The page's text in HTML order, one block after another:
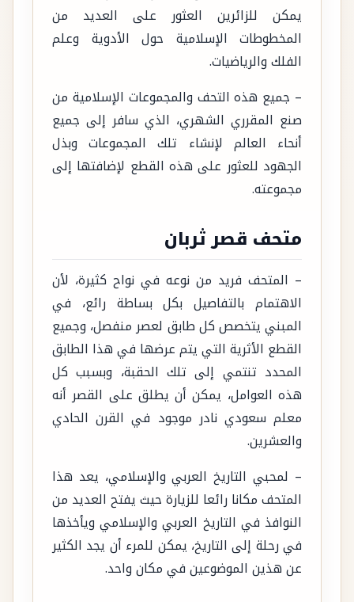
يمكن للزائرين العثور على العديد من
المخطوطات الإسلامية حول الأدوية وعلم
الفلك والرياضيات.
– جميع هذه التحف والمجموعات الإسلامية من
صنع المقرري الشهري، الذي سافر إلى جميع
أنحاء العالم لإنشاء تلك المجموعات وبذل
الجهود للعثور على هذه القطع لإضافتها إلى
مجموعته.
متحف قصر ثربان
– المتحف فريد من نوعه في نواح كثيرة، لأن
الاهتمام بالتفاصيل بكل بساطة رائع، في
المبني يتخصص كل طابق لعصر منفصل، وجميع
القطع الأثرية التي يتم عرضها في هذا الطابق
المحدد تنتمي إلى تلك الحقبة، وبسبب كل
هذه العوامل، يمكن أن يطلق على القصر أنه
معلم سعودي نادر موجود في القرن الحادي
والعشرين.
– لمحبي التاريخ العربي والإسلامي، يعد هذا
المتحف مكانا رائعا للزيارة حيث يفتح العديد من
النوافذ في التاريخ العربي والإسلامي ويأخذها
في رحلة إلى التاريخ، يمكن للمرء أن يجد الكثير
عن هذين الموضوعين في مكان واحد.